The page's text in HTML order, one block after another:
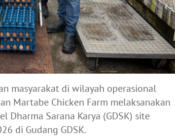
masyarakat di wilayah operasional
Martabe Chicken Farm melaksanakan
Dharma Sarana Karya (GDSK) site
di Gudang GDSK.